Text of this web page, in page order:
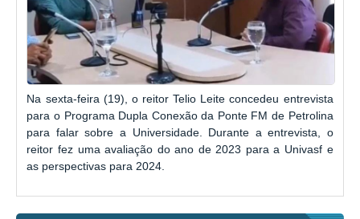
Na sexta-feira (19), o reitor Telio Leite concedeu entrevista
para o Programa Dupla Conexão da Ponte FM de Petrolina
para falar sobre a Universidade. Durante a entrevista, o
reitor fez uma avaliação do ano de 2023 para a Univasf e
as perspectivas para 2024.